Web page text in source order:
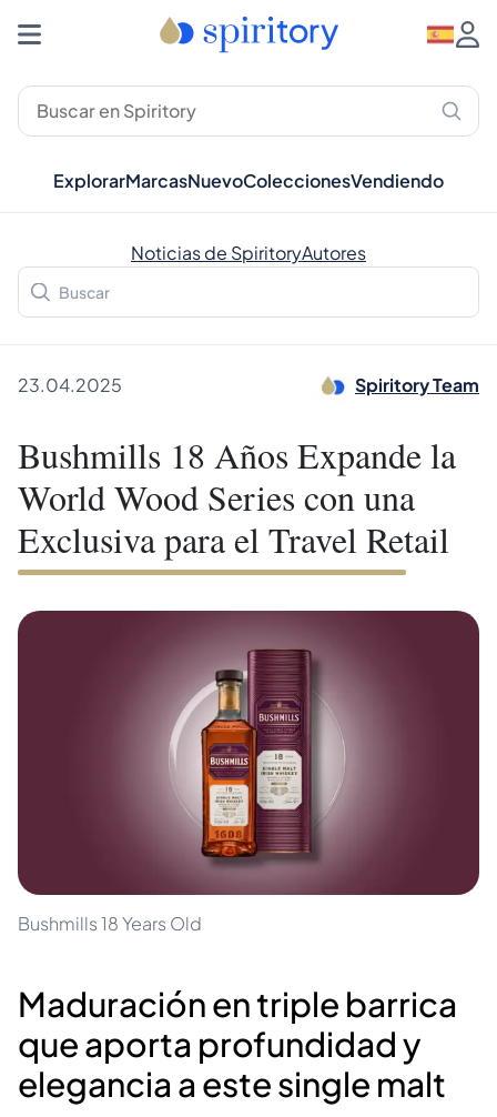
ExplorarMarcasNuevoColeccionesVendiendo
Noticias de SpiritoryAutores
23.04.2025 Spiritory Team
Bushmills 18 Años Expande la
World Wood Series con una
Exclusiva para el Travel Retail
Bushmills 18 Years Old
Maduración en triple barrica
que aporta profundidad y
elegancia a este single malt